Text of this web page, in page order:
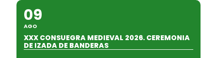
09
AGO
XXX CONSUEGRA MEDIEVAL 2026. CEREMONIA
DE IZADA DE BANDERAS